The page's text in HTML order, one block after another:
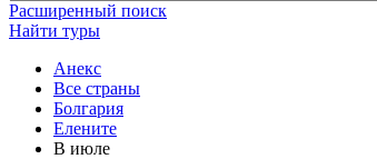
Расширенный поиск
Найти туры
Анекс
Все страны
Болгария
Елените
В июле